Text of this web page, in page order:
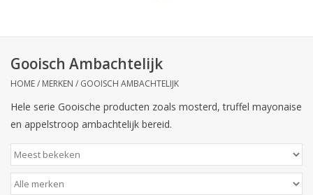
Contact
Relatiegeschenken
Gooisch Ambachtelijk
HOME/ MERKEN / GOOISCH AMBACHTELIJK
Hele serie Gooische producten zoals mosterd, truffel mayonaise
en appelstroop ambachtelijk bereid.